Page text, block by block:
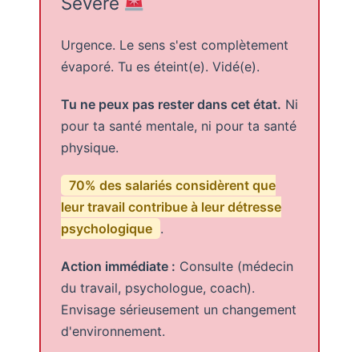
Urgence. Le sens s'est complètement
évaporé. Tu es éteint(e). Vidé(e).
Tu ne peux pas rester dans cet état. Ni
pour ta santé mentale, ni pour ta santé
physique.
70% des salariés considèrent que
leur travail contribue à leur détresse
psychologique .
Action immédiate : Consulte (médecin
du travail, psychologue, coach).
Envisage sérieusement un changement
d'environnement.